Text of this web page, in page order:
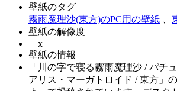
壁紙のタグ
霧雨魔理沙(東方)のPC用の壁紙
壁紙の解像度
x
壁紙の情報
「川の字で寝る霧雨魔理沙 / パチ
アリス・マーガトロイド / 東方」